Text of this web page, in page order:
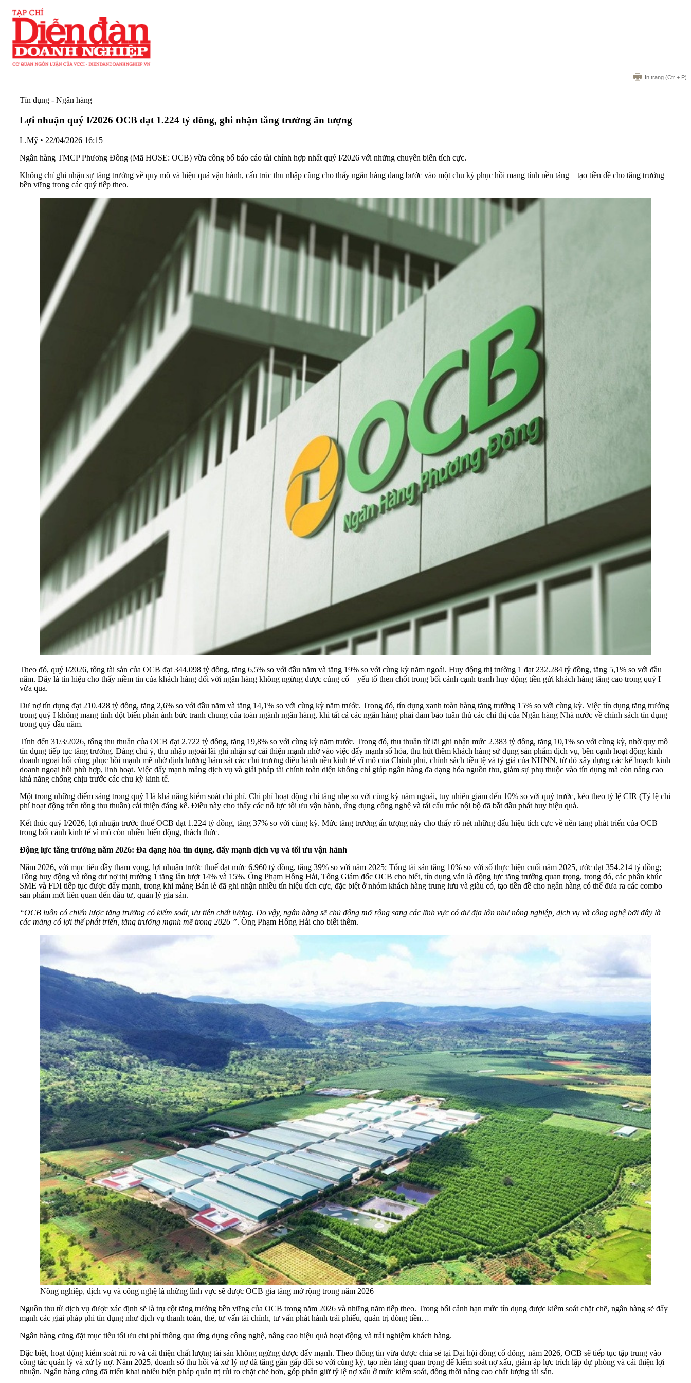
In trang (Ctr + P)
Tín dụng - Ngân hàng
Lợi nhuận quý I/2026 OCB đạt 1.224 tỷ đồng, ghi nhận tăng trưởng ấn tượng
L.Mỹ • 22/04/2026 16:15
Ngân hàng TMCP Phương Đông (Mã HOSE: OCB) vừa công bố báo cáo tài chính hợp nhất quý I/2026 với những chuyển biến tích cực.
Không chỉ ghi nhận sự tăng trưởng về quy mô và hiệu quả vận hành, cấu trúc thu nhập cũng cho thấy ngân hàng đang bước vào một chu kỳ phục hồi mang tính nền tảng – tạo tiền đề cho tăng trưởng
bền vững trong các quý tiếp theo.
Theo đó, quý I/2026, tổng tài sản của OCB đạt 344.098 tỷ đồng, tăng 6,5% so với đầu năm và tăng 19% so với cùng kỳ năm ngoái. Huy động thị trường 1 đạt 232.284 tỷ đồng, tăng 5,1% so với đầu
năm. Đây là tín hiệu cho thấy niềm tin của khách hàng đối với ngân hàng không ngừng được củng cố – yếu tố then chốt trong bối cảnh cạnh tranh huy động tiền gửi khách hàng tăng cao trong quý I
vừa qua.
Dư nợ tín dụng đạt 210.428 tỷ đồng, tăng 2,6% so với đầu năm và tăng 14,1% so với cùng kỳ năm trước. Trong đó, tín dụng xanh toàn hàng tăng trưởng 15% so với cùng kỳ. Việc tín dụng tăng trưởng
trong quý I không mang tính đột biến phản ánh bức tranh chung của toàn ngành ngân hàng, khi tất cả các ngân hàng phải đảm bảo tuân thủ các chỉ thị của Ngân hàng Nhà nước về chính sách tín dụng
trong quý đầu năm.
Tính đến 31/3/2026, tổng thu thuần của OCB đạt 2.722 tỷ đồng, tăng 19,8% so với cùng kỳ năm trước. Trong đó, thu thuần từ lãi ghi nhận mức 2.383 tỷ đồng, tăng 10,1% so với cùng kỳ, nhờ quy mô
tín dụng tiếp tục tăng trưởng. Đáng chú ý, thu nhập ngoài lãi ghi nhận sự cải thiện mạnh nhờ vào việc đẩy mạnh số hóa, thu hút thêm khách hàng sử dụng sản phẩm dịch vụ, bên cạnh hoạt động kinh
doanh ngoại hối cũng phục hồi mạnh mẽ nhờ định hướng bám sát các chủ trương điều hành nền kinh tế vĩ mô của Chính phủ, chính sách tiền tệ và tỷ giá của NHNN, từ đó xây dựng các kế hoạch kinh
doanh ngoại hối phù hợp, linh hoạt. Việc đẩy mạnh mảng dịch vụ và giải pháp tài chính toàn diện không chỉ giúp ngân hàng đa dạng hóa nguồn thu, giảm sự phụ thuộc vào tín dụng mà còn nâng cao
khả năng chống chịu trước các chu kỳ kinh tế.
Một trong những điểm sáng trong quý I là khả năng kiểm soát chi phí. Chi phí hoạt động chỉ tăng nhẹ so với cùng kỳ năm ngoái, tuy nhiên giảm đến 10% so với quý trước, kéo theo tỷ lệ CIR (Tỷ lệ chi
phí hoạt động trên tổng thu thuần) cải thiện đáng kể. Điều này cho thấy các nỗ lực tối ưu vận hành, ứng dụng công nghệ và tái cấu trúc nội bộ đã bắt đầu phát huy hiệu quả.
Kết thúc quý I/2026, lợi nhuận trước thuế OCB đạt 1.224 tỷ đồng, tăng 37% so với cùng kỳ. Mức tăng trưởng ấn tượng này cho thấy rõ nét những dấu hiệu tích cực về nền tảng phát triển của OCB
trong bối cảnh kinh tế vĩ mô còn nhiều biến động, thách thức.
Động lực tăng trưởng năm 2026: Đa dạng hóa tín dụng, đẩy mạnh dịch vụ và tối ưu vận hành
Năm 2026, với mục tiêu đầy tham vọng, lợi nhuận trước thuế đạt mức 6.960 tỷ đồng, tăng 39% so với năm 2025; Tổng tài sản tăng 10% so với số thực hiện cuối năm 2025, ước đạt 354.214 tỷ đồng;
Tổng huy động và tổng dư nợ thị trường 1 tăng lần lượt 14% và 15%. Ông Phạm Hồng Hải, Tổng Giám đốc OCB cho biết, tín dụng vẫn là động lực tăng trưởng quan trọng, trong đó, các phân khúc
SME và FDI tiếp tục được đẩy mạnh, trong khi mảng Bán lẻ đã ghi nhận nhiều tín hiệu tích cực, đặc biệt ở nhóm khách hàng trung lưu và giàu có, tạo tiền đề cho ngân hàng có thể đưa ra các combo
sản phẩm mới liên quan đến đầu tư, quản lý gia sản.
“OCB luôn có chiến lược tăng trưởng có kiểm soát, ưu tiên chất lượng. Do vậy, ngân hàng sẽ chủ động mở rộng sang các lĩnh vực có dư địa lớn như nông nghiệp, dịch vụ và công nghệ bởi đây là
các mảng có lợi thế phát triển, tăng trưởng mạnh mẽ trong 2026 ”. Ông Phạm Hồng Hải cho biết thêm.
Nông nghiệp, dịch vụ và công nghệ là những lĩnh vực sẽ được OCB gia tăng mở rộng trong năm 2026
Nguồn thu từ dịch vụ được xác định sẽ là trụ cột tăng trưởng bền vững của OCB trong năm 2026 và những năm tiếp theo. Trong bối cảnh hạn mức tín dụng được kiểm soát chặt chẽ, ngân hàng sẽ đẩy
mạnh các giải pháp phi tín dụng như dịch vụ thanh toán, thẻ, tư vấn tài chính, tư vấn phát hành trái phiếu, quản trị dòng tiền…
Ngân hàng cũng đặt mục tiêu tối ưu chi phí thông qua ứng dụng công nghệ, nâng cao hiệu quả hoạt động và trải nghiệm khách hàng.
Đặc biệt, hoạt động kiểm soát rủi ro và cải thiện chất lượng tài sản không ngừng được đẩy mạnh. Theo thông tin vừa được chia sẻ tại Đại hội đồng cổ đông, năm 2026, OCB sẽ tiếp tục tập trung vào
công tác quản lý và xử lý nợ. Năm 2025, doanh số thu hồi và xử lý nợ đã tăng gần gấp đôi so với cùng kỳ, tạo nền tảng quan trọng để kiểm soát nợ xấu, giảm áp lực trích lập dự phòng và cải thiện lợi
nhuận. Ngân hàng cũng đã triển khai nhiều biện pháp quản trị rủi ro chặt chẽ hơn, góp phần giữ tỷ lệ nợ xấu ở mức kiểm soát, đồng thời nâng cao chất lượng tài sản.